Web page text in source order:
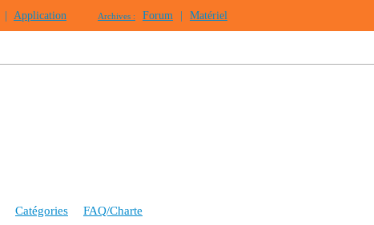
Application Archives : Forum Matériel
Catégories FAQ/Charte